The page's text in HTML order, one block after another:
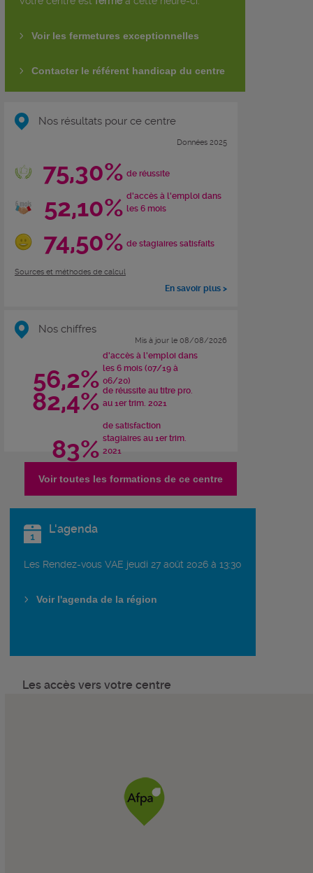
Voir les fermetures exceptionnelles
Contacter le référent handicap du centre
Nos résultats pour ce centre
Données 2025
75,30% de réussite
52,10% d'accès à l'emploi dans
les 6 mois
74,50% de stagiaires satisfaits
Sources et méthodes de calcul
En savoir plus >
Nos chiffres
Mis à jour le 08/08/2026
56,2%
d'accès à l'emploi dans
les 6 mois (07/19 à
06/20)
82,4% de réussite au titre pro.
au 1er trim. 2021
83%
de satisfaction
stagiaires au 1er trim.
2021
Voir toutes les formations de ce centre
L'agenda
Les Rendez-vous VAE jeudi 27 août 2026 à 13:30
Voir l'agenda de la région
Les accès vers votre centre